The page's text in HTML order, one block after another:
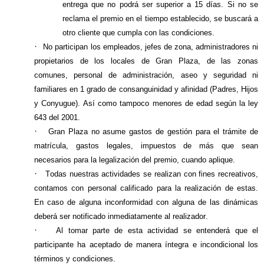
entrega que no podrá ser superior a 15 días. Si no se
reclama el premio en el tiempo establecido, se buscará a
otro cliente que cumpla con las condiciones.
·
No participan los empleados, jefes de zona, administradores ni
propietarios de los locales de Gran Plaza, de las zonas
comunes, personal de administración, aseo y seguridad ni
familiares en 1 grado de consanguinidad y afinidad (Padres, Hijos
y Conyugue). Así como tampoco menores de edad según la ley
643 del 2001.
·
Gran Plaza no asume gastos de gestión para el trámite de
matrícula, gastos legales, impuestos de más que sean
necesarios para la legalización del premio, cuando aplique.
·
Todas nuestras actividades se realizan con fines recreativos,
contamos con personal calificado para la realización de estas.
En caso de alguna inconformidad con alguna de las dinámicas
deberá ser notificado inmediatamente al realizador.
·
Al tomar parte de esta actividad se entenderá que el
participante ha aceptado de manera íntegra e incondicional los
términos y condiciones.